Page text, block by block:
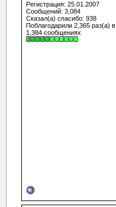
Регистрация: 25.01.2007
Сообщений: 3,084
Сказал(а) спасибо: 938
Поблагодарили 2,365 раз(а) в
1,384 сообщениях